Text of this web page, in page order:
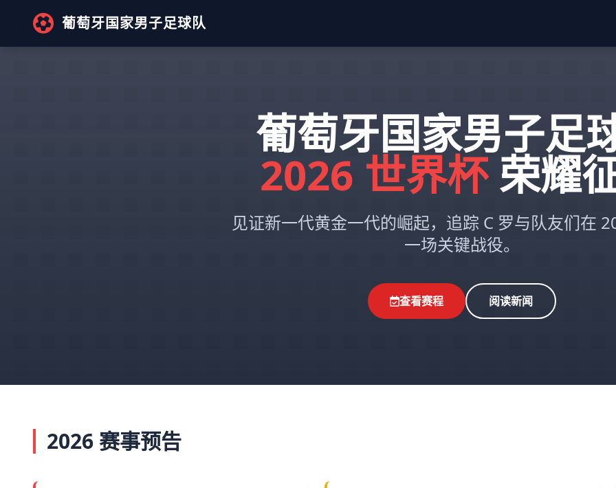
葡萄牙国家男子足球队
葡萄牙国家男子足
2026 世界杯荣耀
见证新一代黄金一代的崛起，追踪 C 罗与队友们在
一场关键战役。
查看赛程 阅读新闻
2026 赛事预告